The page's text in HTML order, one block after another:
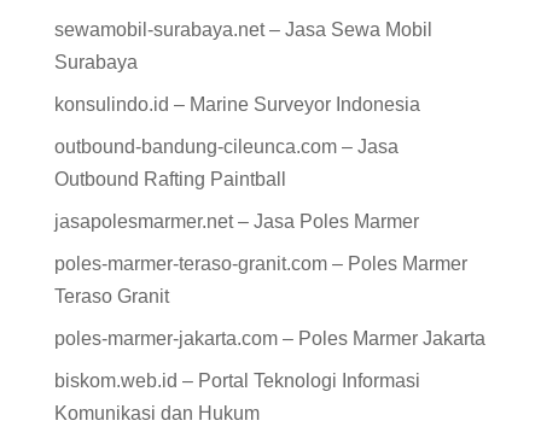
sewamobil-surabaya.net – Jasa Sewa Mobil
Surabaya
konsulindo.id – Marine Surveyor Indonesia
outbound-bandung-cileunca.com – Jasa
Outbound Rafting Paintball
jasapolesmarmer.net – Jasa Poles Marmer
poles-marmer-teraso-granit.com – Poles Marmer
Teraso Granit
poles-marmer-jakarta.com – Poles Marmer Jakarta
biskom.web.id – Portal Teknologi Informasi
Komunikasi dan Hukum